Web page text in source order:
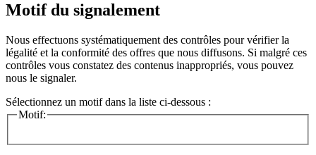
Motif du signalement
Nous effectuons systématiquement des contrôles pour vérifier la
légalité et la conformité des offres que nous diffusons. Si malgré ces
contrôles vous constatez des contenus inappropriés, vous pouvez
nous le signaler.
Sélectionnez un motif dans la liste ci-dessous :
Motif: